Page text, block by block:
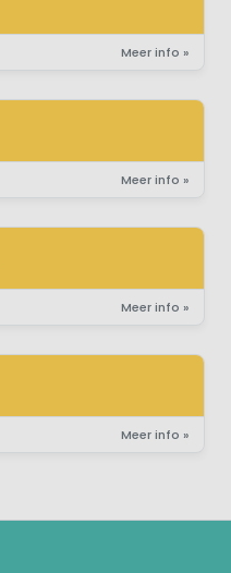
Meer info »
Meer info »
Meer info »
Meer info »